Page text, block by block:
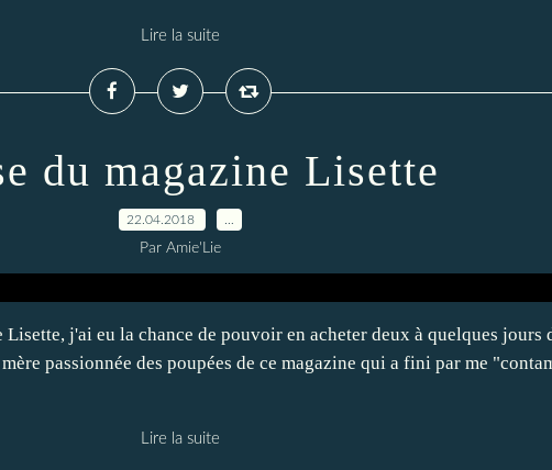
Lire la suite
du magazine Lisette
22.04.2018
Par Amie'Lie
j'ai eu la chance de pouvoir en acheter deux à quelques jours
passionnée des poupées de ce magazine qui a fini par me
Lire la suite